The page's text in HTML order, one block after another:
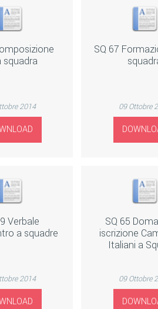
squadra
2014
SQ 67
09 Ottobre
Verbale
a squadre
2014
SQ 65
iscrizione
Italiani a
09 Ottobre